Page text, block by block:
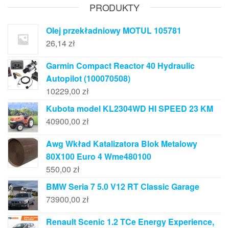
PRODUKTY
Olej przekładniowy MOTUL 105781
26,14zł
Garmin Compact Reactor 40 Hydraulic
Autopilot (100070508)
10229,00 zł
Kubota model KL2304WD HI SPEED 23 KM
40900,00 zł
Awg Wkład Katalizatora Blok Metalowy
80X100 Euro 4 Wme480100
550,00 zł
BMW Seria 7 5.0 V12 RT Classic Garage
73900,00 zł
Renault Scenic 1.2 TCe Energy Experience,